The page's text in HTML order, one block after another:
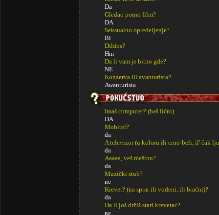
Da
Gledao porno film?
DA
Seksualno opredeljenje?
Bi
Dildos?
Hm
Da li vam je bitno gde?
NE
Konzerva ili avanturista?
Awanturista
Imaš computer? (baš lični)
DA
Mobitel?
da
A televizor (u koloru ili crno-beli, il' čak
da
Aaaaa, veš mašinu?
da
Muzički stub?
ne
Krevet? (na sprat ili vodeni, ili bračni)?
da
Da li još držiš stari krevetac?
ne